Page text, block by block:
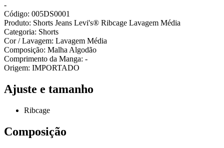
-
Código: 005DS0001
Produto: Shorts Jeans Levi's® Ribcage Lavagem Média
Categoria: Shorts
Cor / Lavagem: Lavagem Média
Composição: Malha Algodão
Comprimento da Manga: -
Origem: IMPORTADO
Ajuste e tamanho
Ribcage
Composição